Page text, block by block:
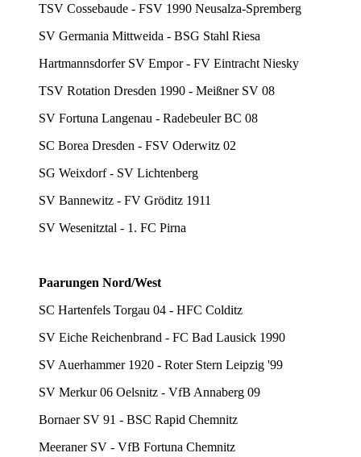
TSV Cossebaude - FSV 1990 Neusalza-Spremberg
SV Germania Mittweida - BSG Stahl Riesa
Hartmannsdorfer SV Empor - FV Eintracht Niesky
TSV Rotation Dresden 1990 - Meißner SV 08
SV Fortuna Langenau - Radebeuler BC 08
SC Borea Dresden - FSV Oderwitz 02
SG Weixdorf - SV Lichtenberg
SV Bannewitz - FV Gröditz 1911
SV Wesenitztal - 1. FC Pirna
Paarungen Nord/West
SC Hartenfels Torgau 04 - HFC Colditz
SV Eiche Reichenbrand - FC Bad Lausick 1990
SV Auerhammer 1920 - Roter Stern Leipzig '99
SV Merkur 06 Oelsnitz - VfB Annaberg 09
Bornaer SV 91 - BSC Rapid Chemnitz
Meeraner SV - VfB Fortuna Chemnitz